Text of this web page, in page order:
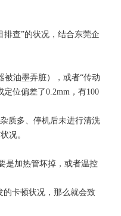
查”的状况，结合东莞企
油墨弄脏），或者“传动
位偏差了0.2mm，有100
质多、停机后未进行清洗
况。
是加热管坏掉，或者温控
的卡顿状况，那么就会致